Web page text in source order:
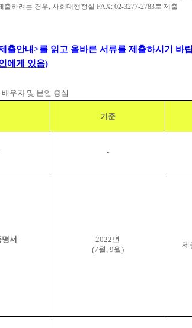
출하려는 경우, 사회대행정실FAX: 02-3277-2783로 제출
출안내>를 읽고 올바른 서류를 제출하시기 바
에게 있음)
배우자 및 본인 중심
기준
-
서 2022년
(7월 , 9월)
제